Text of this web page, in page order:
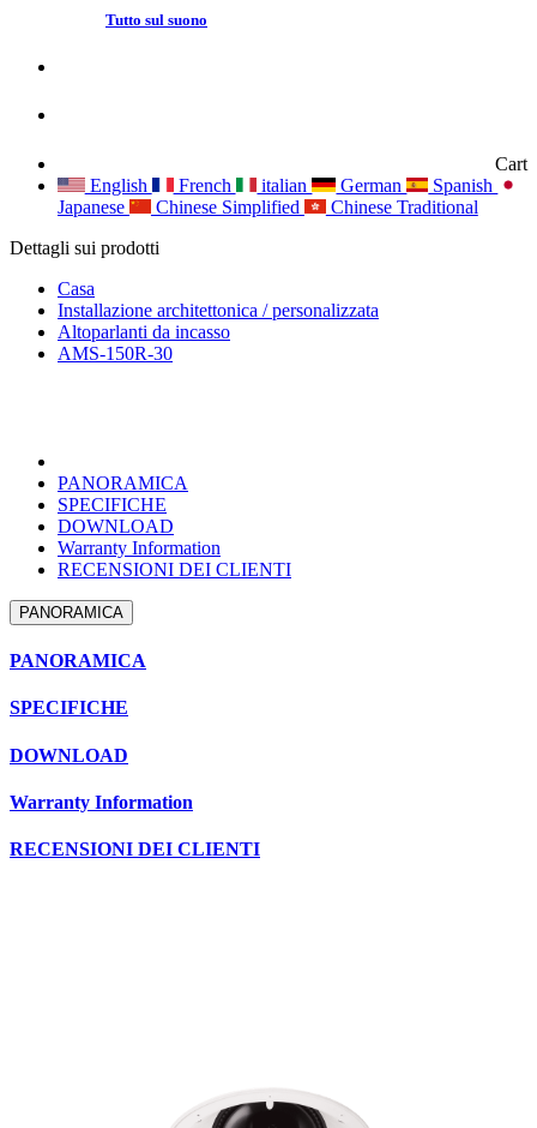
Tutto sul suono
Cart
English
French italian German
Spanish
Japanese
Chinese Simplified
Chinese Traditional
Dettagli sui prodotti
Casa
Installazione architettonica / personalizzata
Altoparlanti da incasso
AMS-150R-30
PANORAMICA
SPECIFICHE
DOWNLOAD
Warranty Information
RECENSIONI DEI CLIENTI
PANORAMICA
PANORAMICA
SPECIFICHE
DOWNLOAD
Warranty Information
RECENSIONI DEI CLIENTI